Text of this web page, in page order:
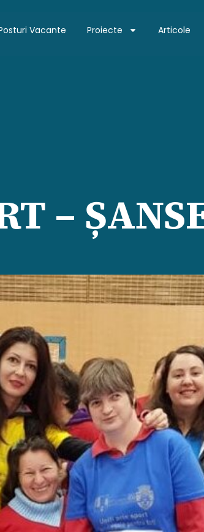
Vacante Proiecte Articole
–